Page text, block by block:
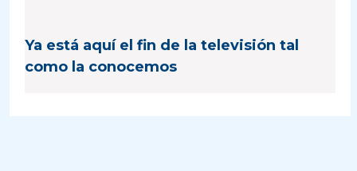
Ya está aquí el fin de la televisión tal
como la conocemos